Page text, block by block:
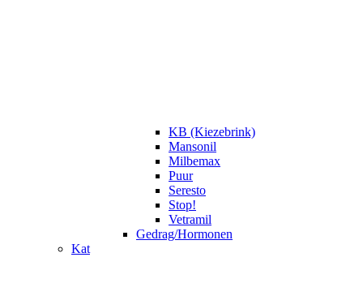
KB (Kiezebrink)
Mansonil
Milbemax
Puur
Seresto
Stop!
Vetramil
Gedrag/Hormonen
Kat